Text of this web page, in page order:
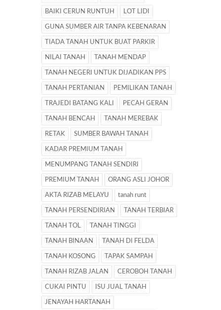
BAIKI CERUN RUNTUH LOT LIDI
GUNA SUMBER AIR TANPA KEBENARAN
TIADA TANAH UNTUK BUAT PARKIR
NILAI TANAH TANAH MENDAP
TANAH NEGERI UNTUK DIJADIKAN PPS
TANAH PERTANIAN PEMILIKAN TANAH
TRAJEDI BATANG KALI PECAH GERAN
TANAH BENCAH TANAH MEREBAK
RETAK SUMBER BAWAH TANAH
KADAR PREMIUM TANAH
MENUMPANG TANAH SENDIRI
PREMIUM TANAH ORANG ASLI JOHOR
AKTA RIZAB MELAYU tanah runt
TANAH PERSENDIRIAN TANAH TERBIAR
TANAH TOL TANAH TINGGI
TANAH BINAAN TANAH DI FELDA
TANAH KOSONG TAPAK SAMPAH
TANAH RIZAB JALAN CEROBOH TANAH
CUKAI PINTU ISU JUAL TANAH
JENAYAH HARTANAH